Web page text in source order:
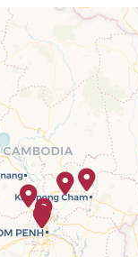
Cham
Cruise
Reap
Reap
Reap
Reap